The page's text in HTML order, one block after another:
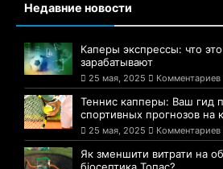
Недавние новости
Каперы экспрессы: что
зарабатывают
25 мая, 2025 Комментариев
Теннис капперы: Ваш гид
спортивных прогнозов на
25 мая, 2025 Комментариев
Як зменшити витрати на